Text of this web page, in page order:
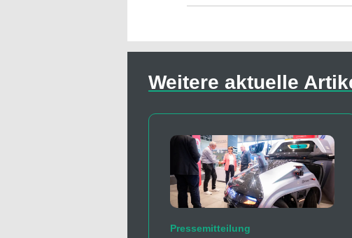
Weitere aktuelle
Pressemitteilung